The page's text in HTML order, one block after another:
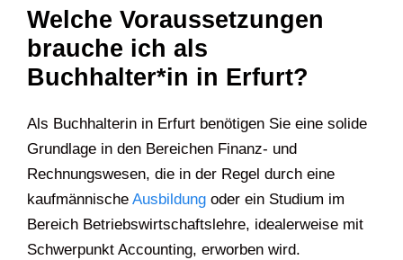
Welche Voraussetzungen
brauche ich als
Buchhalter*in in Erfurt?
Als Buchhalterin in Erfurt benötigen Sie eine solide
Grundlage in den Bereichen Finanz- und
Rechnungswesen, die in der Regel durch eine
kaufmännische Ausbildung oder ein Studium im
Bereich Betriebswirtschaftslehre, idealerweise mit
Schwerpunkt Accounting, erworben wird.